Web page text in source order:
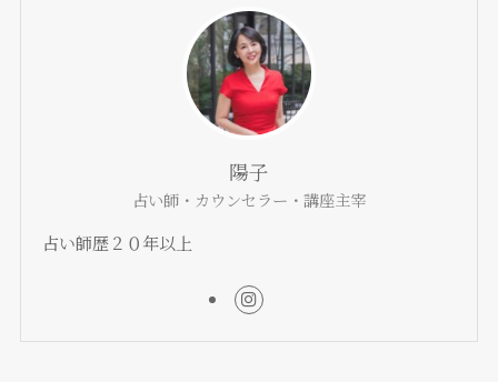
陽子
占い師・カウンセラー・講座主宰
占い師歴２０年以上